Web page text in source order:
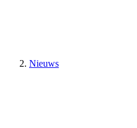
Nieuws